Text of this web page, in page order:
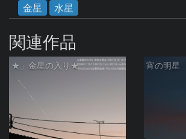
金星
水星
関連作品
★」金星の入り★ 宵の明星